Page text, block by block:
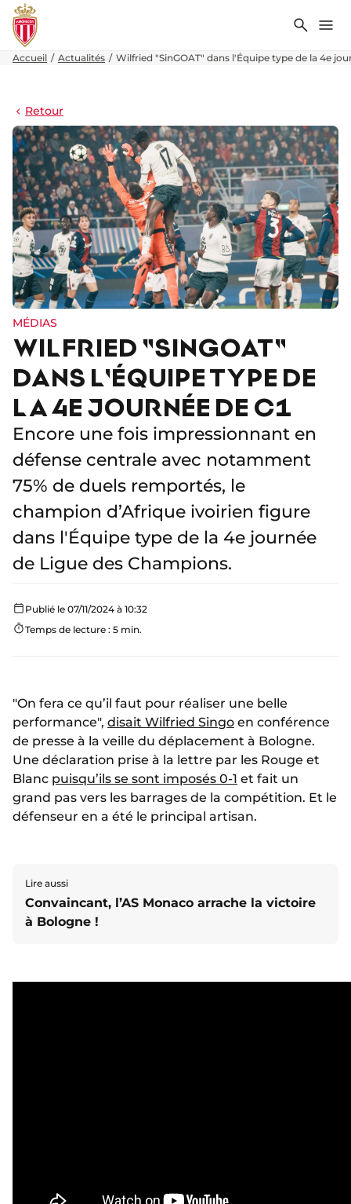
Accueil Actualités Wilfried "SinGOAT" dans l'Équipe type de la 4e
Retour
MÉDIAS
WILFRIED "SINGOAT"
DANS L'ÉQUIPE TYPE DE
LA 4E JOURNÉE DE C1
Encore une fois impressionnant en
défense centrale avec notamment
75% de duels remportés, le
champion d’Afrique ivoirien figure
dans l'Équipe type de la 4e journée
de Ligue des Champions.
Publié le 07/11/2024 à 10:32
Temps de lecture : 5 min.
"On fera ce qu’il faut pour réaliser une belle
performance", disait Wilfried Singo en conférence
de presse à la veille du déplacement à Bologne.
Une déclaration prise à la lettre par les Rouge et
Blanc puisqu’ils se sont imposés 0-1 et fait un
grand pas vers les barrages de la compétition. Et le
défenseur en a été le principal artisan.
Lire aussi
Convaincant, l’AS Monaco arrache la victoire
à Bologne !